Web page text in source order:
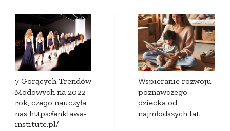
Zobacz
wpisy
7 Gorących Trendów
Modowych na 2022
rok, czego nauczyła
nas https://enklawa-
institute.pl/
Wspieranie rozwoju
poznawczego
dziecka od
najmłodszych lat